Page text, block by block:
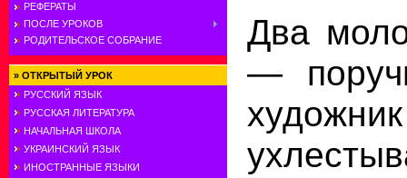
РЕФЕРАТЫ
ПОСЛЕ УРОКОВ
РОДИТЕЛЬСКОЕ СОБРАНИЕ
» ОТКРЫТЫЙ УРОК
РУССКИЙ ЯЗЫК
РУССКАЯ ЛИТЕРАТУРА
НАЧАЛЬНАЯ ШКОЛА
УКРАИНСКИЙ ЯЗЫК
ИНОСТРАННЫЕ ЯЗЫКИ
Два
—